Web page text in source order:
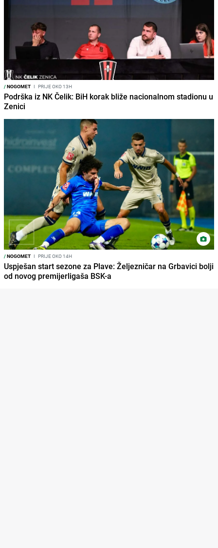
/NOGOMET I PRIJE OKO 13H
Podrška iz NK Čelik: BiH korak bliže nacionalnom stadionu u
Zenici
/NOGOMET I PRIJE OKO 14H
Uspješan start sezone za Plave: Željezničar na Grbavici bolji
od novog premijerligaša BSK-a